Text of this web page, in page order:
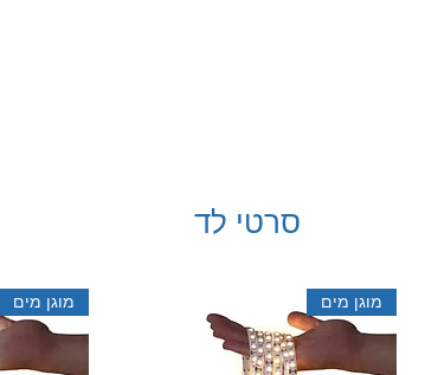
סרטי לד
מוגן מים מוגן מים